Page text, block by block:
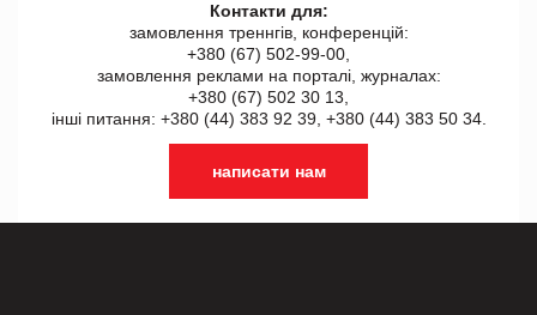
Контакти для:
замовлення треннгів, конференцій:
+380 (67) 502-99-00,
замовлення реклами на порталі, журналах:
+380 (67) 502 30 13,
інші питання: +380 (44) 383 92 39, +380 (44) 383 50 34.
написати нам